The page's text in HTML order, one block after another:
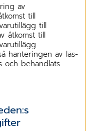
av
till
till
åtkomst till
hanteringen av läs-
och behandlats